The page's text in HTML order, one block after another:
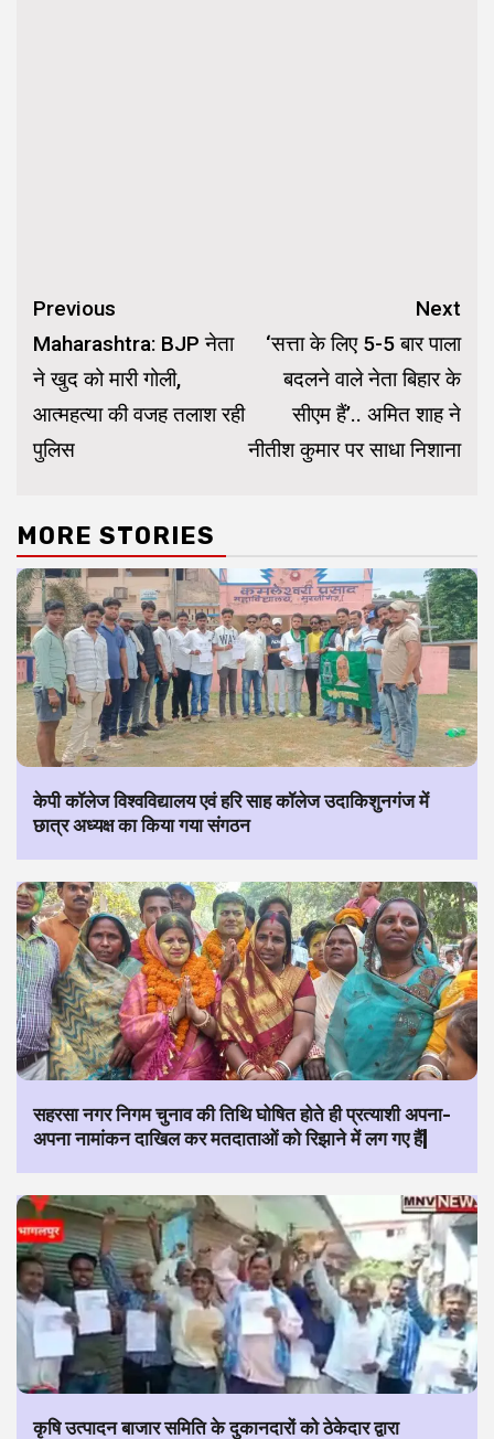
Continue
Reading
Previous
Maharashtra: BJP नेता
ने खुद को मारी गोली,
आत्महत्या की वजह तलाश रही
पुलिस
Next
‘सत्ता के लिए 5-5 बार पाला
बदलने वाले नेता बिहार के
सीएम हैं’.. अमित शाह ने
नीतीश कुमार पर साधा निशाना
MORE STORIES
केपी कॉलेज विश्वविद्यालय एवं हरि साह कॉलेज उदाकिशुनगंज में
छात्र अध्यक्ष का किया गया संगठन
सहरसा नगर निगम चुनाव की तिथि घोषित होते ही प्रत्याशी अपना-
अपना नामांकन दाखिल कर मतदाताओं को रिझाने में लग गए हैं|
कृषि उत्पादन बाजार समिति के दुकानदारों को ठेकेदार द्वारा